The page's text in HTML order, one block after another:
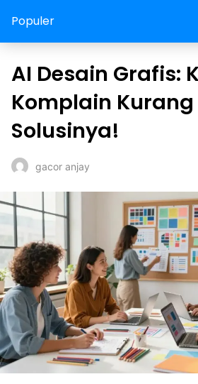
Populer
AI Desain Grafis:
Komplain
Solusinya!
gacor anjay